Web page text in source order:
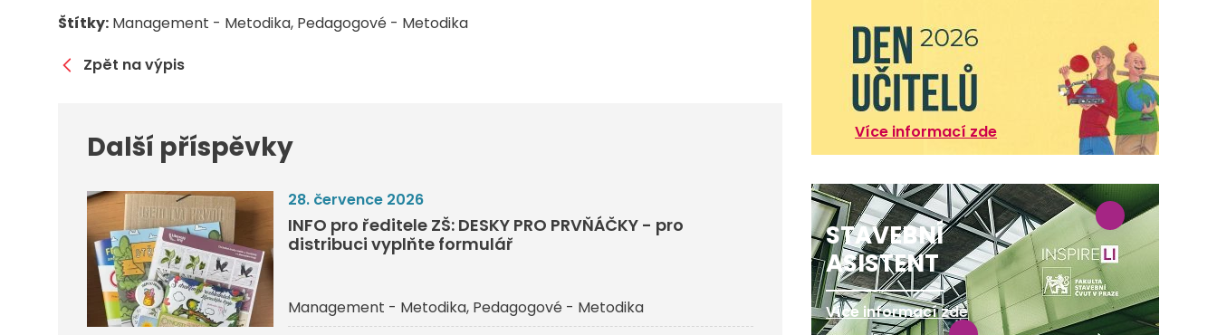
Štítky: Management - Metodika Pedagogové - Metodika
Zpět na výpis
Další příspěvky
28. července 2026
INFO pro ředitele ZŠ: DESKY PRO PRVŇÁČKY - pro
distribuci vyplňte formulář
Management - Metodika Pedagogové - Metodika
Více informací zde
STAVEBNÍ
ASISTENT
Více informací zde